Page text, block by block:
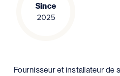
Since
2025
Fournisseur et installateur de